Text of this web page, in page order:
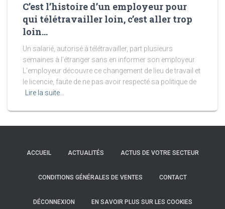
C’est l’histoire d’un employeur pour
qui télétravailler loin, c’est aller trop
loin…
Un salarié, autorisé à télétravailler, part plusieurs
semaines à l’étranger sans en informer son employeur.
L’employeur découvre ce changement de lieu de travail et
le licencie, faute de ne pas avoir respecté sa politique de
Lire la suite…
ACCUEIL ACTUALITÉS ACTUS DE VOTRE SECTEUR
CONDITIONS GÉNÉRALES DE VENTES CONTACT
DÉCONNEXION EN SAVOIR PLUS SUR LES COOKIES